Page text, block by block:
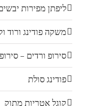
ליפתן מפירות
משקה פודינג ורוד
סירופ ורדים – סירופ
פודינג סולת
קוגל אטריות מתוק